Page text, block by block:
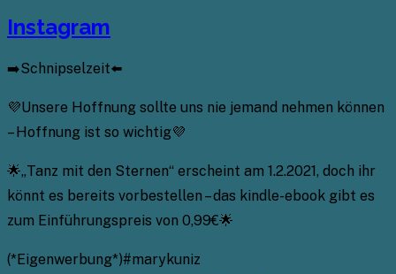
Instagram
➡️Schnipselzeit⬅️
💜Unsere Hoffnung sollte uns nie jemand nehmen können
– Hoffnung ist so wichtig💜
🌟„Tanz mit den Sternen“ erscheint am 1.2.2021, doch ihr
könnt es bereits vorbestellen – das kindle-ebook gibt es
zum Einführungspreis von 0,99€🌟
(*Eigenwerbung*)#marykuniz